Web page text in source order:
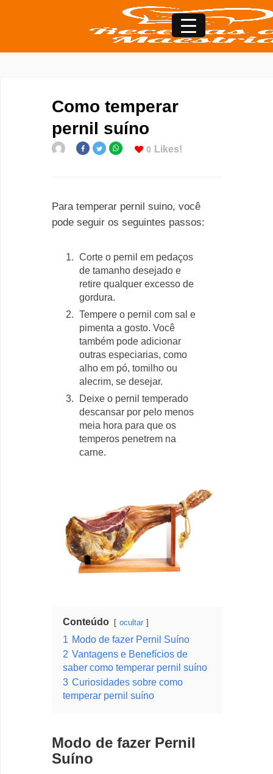
Como temperar
pernil suíno
0 Likes!
Para temperar pernil suino, você
pode seguir os seguintes passos:
Corte o pernil em pedaços
de tamanho desejado e
retire qualquer excesso de
gordura.
Tempere o pernil com sal e
pimenta a gosto. Você
também pode adicionar
outras especiarias, como
alho em pó, tomilho ou
alecrim, se desejar.
Deixe o pernil temperado
descansar por pelo menos
meia hora para que os
temperos penetrem na
carne.
Conteúdo ocultar
1 Modo de fazer Pernil Suíno
2 Vantagens e Benefícios de
saber como temperar pernil suíno
3 Curiosidades sobre como
temperar pernil suíno
Modo de fazer Pernil
Suíno